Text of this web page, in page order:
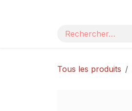
Tous les produits